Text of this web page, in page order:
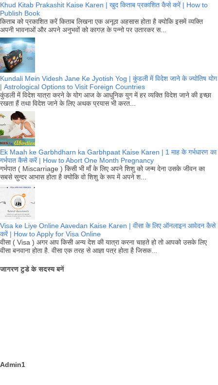
Khud Kitab Prakashit Kaise Karen | खुद किताब प्रकाशित कैसे करें | How to
Publish Book
किताब को प्रकाशित करें किताब लिखना एक अनूठा अहसास होता है क्योकि इसमें व्यक्ति
अपनी भावनाओं और अपने अनुभवों को कागज़ के पन्नो पर उतारकर स...
Kundali Mein Videsh Jane Ke Jyotish Yog | कुंडली में विदेश जाने के ज्योतिष योग
| Astrological Options to Visit Foreign Countries
कुंडली में विदेश यात्रा करने के योग आज के आधुनिक युग में हर व्यक्ति विदेश जाने की इच्छा
रखता हैं तथा विदेश जाने के लिए अथक प्रयास भी करत...
Ek Maah ke Garbhdharn ka Garbhpaat Kaise Karen | 1 माह के गर्भधारण का
गर्भपात कैसे करें | How to Abort One Month Pregnancy
गर्भपात ( Miscarriage ) किसी भी माँ के लिए अपने शिशु को जन्म देना उसके जीवन का
सबसे सुन्दर आभास होता है क्योकि वो शिशु के रूप में अपने श...
Visa ke Liye Online Aavedan Kaise Karen | वीसा के लिए ऑनलाइन आवेदन कैसे
करें | How to Apply for Visa Online
वीसा ( Visa ) अगर आप किसी अन्य देश की यात्रा करना चाहते हो तो आपको उसके लिए
वीसा बनवाना होता है. वीसा एक तरह से आज्ञा पत्र होता है जिसक...
जागरण टुडे के सदस्य बनें
Admin1